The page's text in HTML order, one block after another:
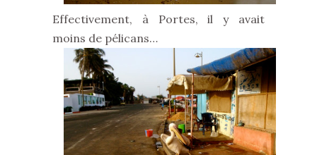
Effectivement, à Portes, il y avait
moins de pélicans…